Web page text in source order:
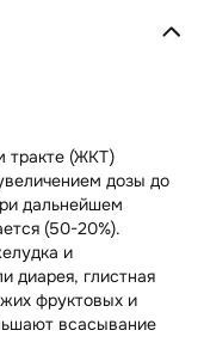
тракте (ЖКТ)
дозы до
дальнейшем
(50-20%).
и
диарея, глистная
фруктовых и
всасывание